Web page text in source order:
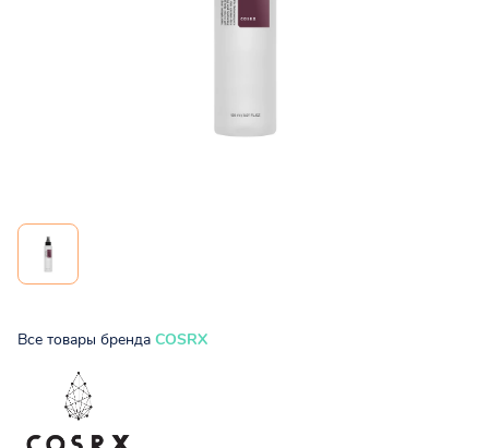
Все товары бренда COSRX